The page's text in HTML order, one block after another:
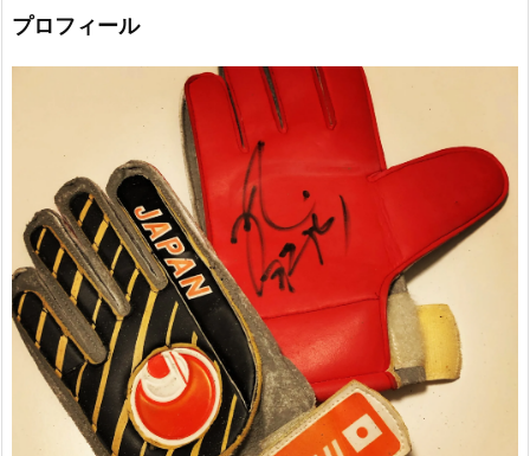
プロフィール